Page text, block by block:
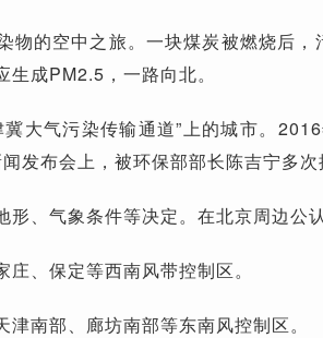
物的空中之旅。一块煤炭被燃烧后
成PM2.5，一路向北。
大气污染传输通道”上的城市。
发布会上，被环保部部长陈吉宁多次
、气象条件等决定。在北京周边公
、保定等西南风带控制区。
南部、廊坊南部等东南风控制区。